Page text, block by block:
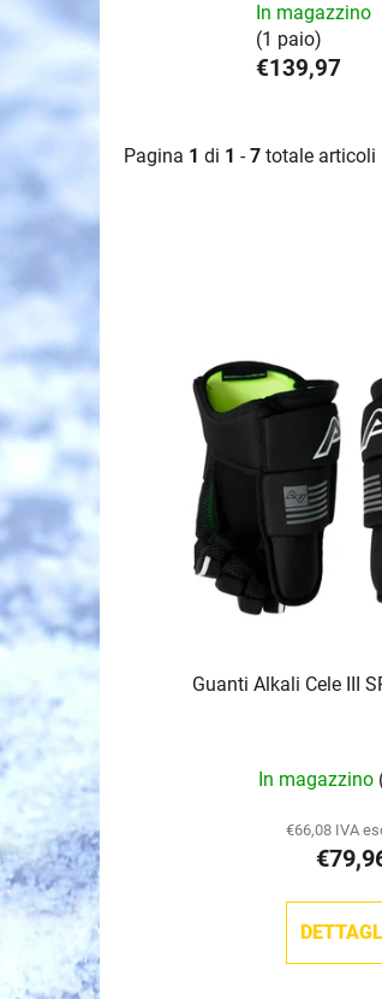
In magazzino
(1 paio)
€139,97
Pagina 1 di 1 -7 totale articoli
Guanti Alkali Cele III
In magazzino
€66,08 IVA